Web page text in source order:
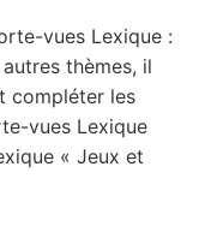
vues Lexique :
thèmes, il
compléter les
vues Lexique
« Jeux et